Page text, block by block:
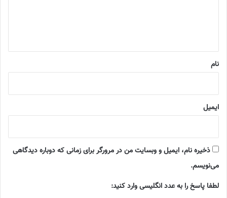
نام
ایمیل
ذخیره نام، ایمیل و وبسایت من در مرورگر برای زمانی که دوباره دیدگاهی
می‌نویسم.
لطفا پاسخ را به عدد انگلیسی وارد کنید: